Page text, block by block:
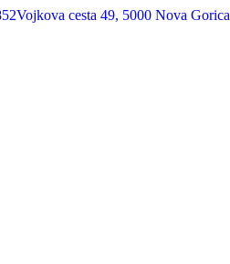
Vojkova cesta 49, 5000 Nova Gorica